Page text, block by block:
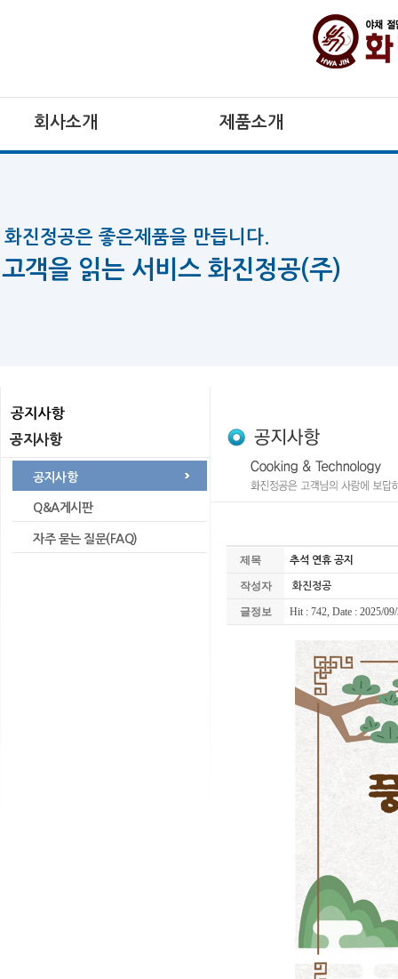
화진정공은 좋은제품을 만듭니다.
고객을 읽는 서비스 화진정공(주)
공지사항
공지사항
Q&A게시판
자주 묻는 질문(FAQ)
회사소개 제품소개
화진정공은 좋은제품을 만듭니다.
고객을 읽는 서비스 화진정공(주)
공지사항
공지사항
Q&A게시판
자주 묻는 질문(FAQ)
회사소개 제품소개
제목 추석 연휴 공지
작성자 화진정공
글정보 Hit : 742, Date : 2025/